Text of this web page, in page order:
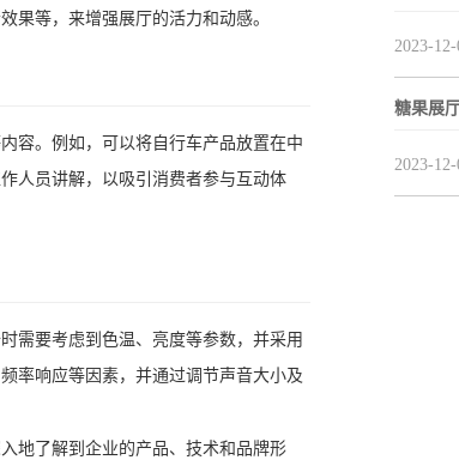
果等，来增强展厅的活力和动感。
容。例如，可以将自行车产品放置在中
人员讲解，以吸引消费者参与互动体
需要考虑到色温、亮度等参数，并采用
率响应等因素，并通过调节声音大小及
地了解到企业的产品、技术和品牌形
2023-
糖果展
2023-